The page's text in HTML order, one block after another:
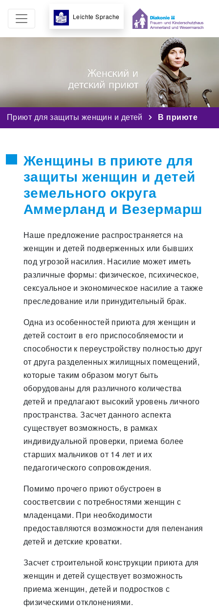
Приют для защиты женщин и детей В приюте
Женщины в приюте для
защиты женщин и детей
земельного округа
Аммерланд и Везермарш
Наше предложение распространяется на
женщин и детей подверженных или бывших
под угрозой насилия. Насилие может иметь
различные формы: физическое, психическое,
сексуальное и экономическое насилие а также
преследование или принудительный брак.
Одна из особенностей приюта для женщин и
детей состоит в его приспособляемости и
способности к переустройству полностью друг
от друга разделенных жилищных помещений,
которые таким образом могут быть
оборудованы для различного количества
детей и предлагают высокий уровень личного
пространства. Засчет данного аспекта
существует возможность, в рамках
индивидуальной проверки, приема более
старших мальчиков от 14 лет и их
педагогического сопровождения.
Помимо прочего приют обустроен в
соостветсвии с потребностями женщин с
младенцами. При необходимости
предоставляются возможности для пеленания
детей и детские кроватки.
Засчет строительной конструкции приюта для
женщин и детей существует возможность
приема женщин, детей и подростков с
физическими отклонениями.
Leichte Sprache